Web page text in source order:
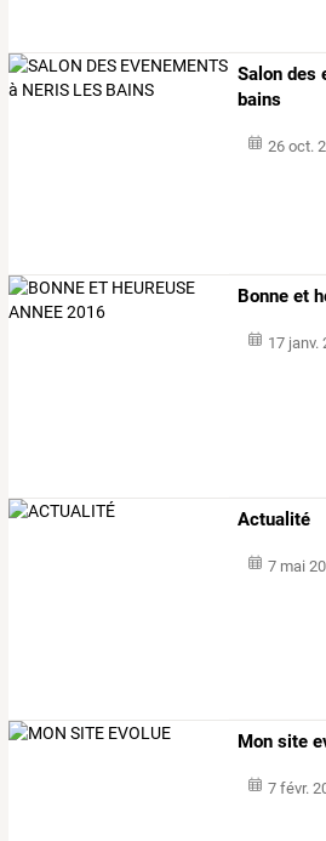
Salon des
bains
26 oct.
Bonne et
17 janv.
Actualité
7 mai
Mon site
7 févr.